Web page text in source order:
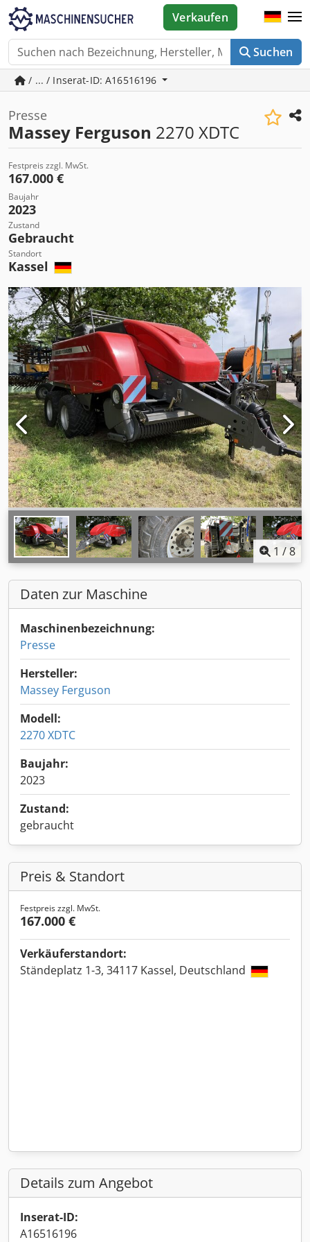
Suchen
Verkaufen
/ ... / Inserat-ID: A16516196
Presse
Massey Ferguson 2270 XDTC
Festpreis zzgl. MwSt.
167.000 €
Baujahr
2023
Zustand
Gebraucht
Standort
Kassel
1 /8
Daten zur Maschine
Maschinenbezeichnung:
Presse
Hersteller:
Massey Ferguson
Modell:
2270 XDTC
Baujahr:
2023
Zustand:
gebraucht
Preis & Standort
Festpreis zzgl. MwSt.
167.000 €
Verkäuferstandort:
Ständeplatz 1-3, 34117 Kassel, Deutschland
Details zum Angebot
Inserat-ID:
A16516196